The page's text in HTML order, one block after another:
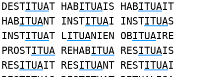
DESTITUAT HABITUAIS HABITUAIT
HABITUANT INSTITUAI INSTITUAS
INSTITUAT LITUANIEN OBITUAIRE
PROSTITUA REHABITUA RESITUAIS
RESITUAIT RESITUANT RESTITUAI